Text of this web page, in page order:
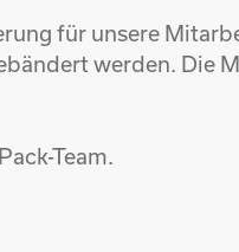
für unsere
werden. Die
Team.